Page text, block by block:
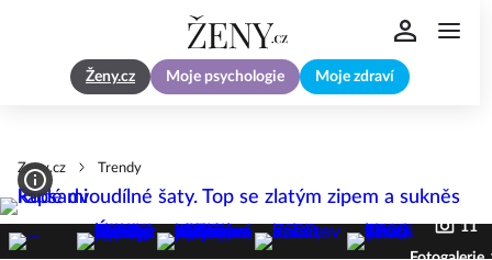
Ženy.cz Moje psychologie Moje zdraví
Zeny.cz Trendy
11